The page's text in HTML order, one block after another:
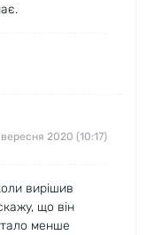
2020 (10:17)
вирішив
що він
менше